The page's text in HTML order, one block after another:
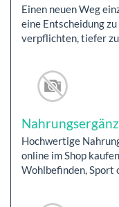
Einen neuen Weg
eine Entscheidung
verpflichten, tiefer
Hochwertige
online im Shop
Wohlbefinden, Sport